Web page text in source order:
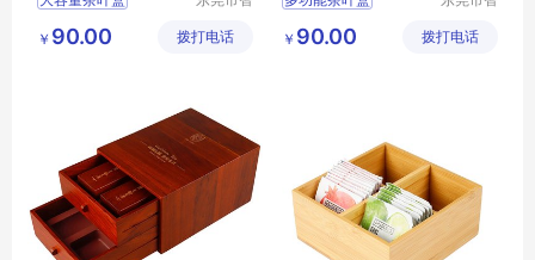
多功能茶叶盒
茶叶盒
限公司
￥ 90.00 拨打电话
防尘茶叶盒
限公司
￥ 90.00 拨打电话